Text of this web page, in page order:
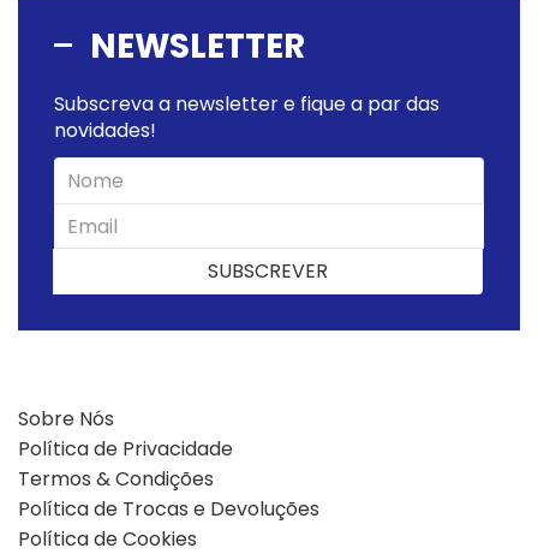
NEWSLETTER
Subscreva a newsletter e fique a par das
novidades!
SUBSCREVERSUBSCREVER
Sobre Nós
Política de Privacidade
Termos & Condições
Política de Trocas e Devoluções
Política de Cookies